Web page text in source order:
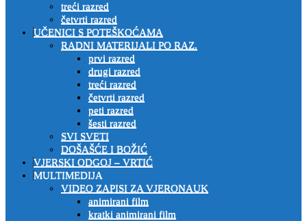
treći razred
četvrti razred
UČENICI S POTEŠKOĆAMA
RADNI MATERIJALI PO RAZ.
prvi razred
drugi razred
treći razred
četvrti razred
peti razred
šesti razred
SVI SVETI
DOŠAŠĆE I BOŽIĆ
VJERSKI ODGOJ – VRTIĆ
MULTIMEDIJA
VIDEO ZAPISI ZA VJERONAUK
animirani film
kratki animirani film